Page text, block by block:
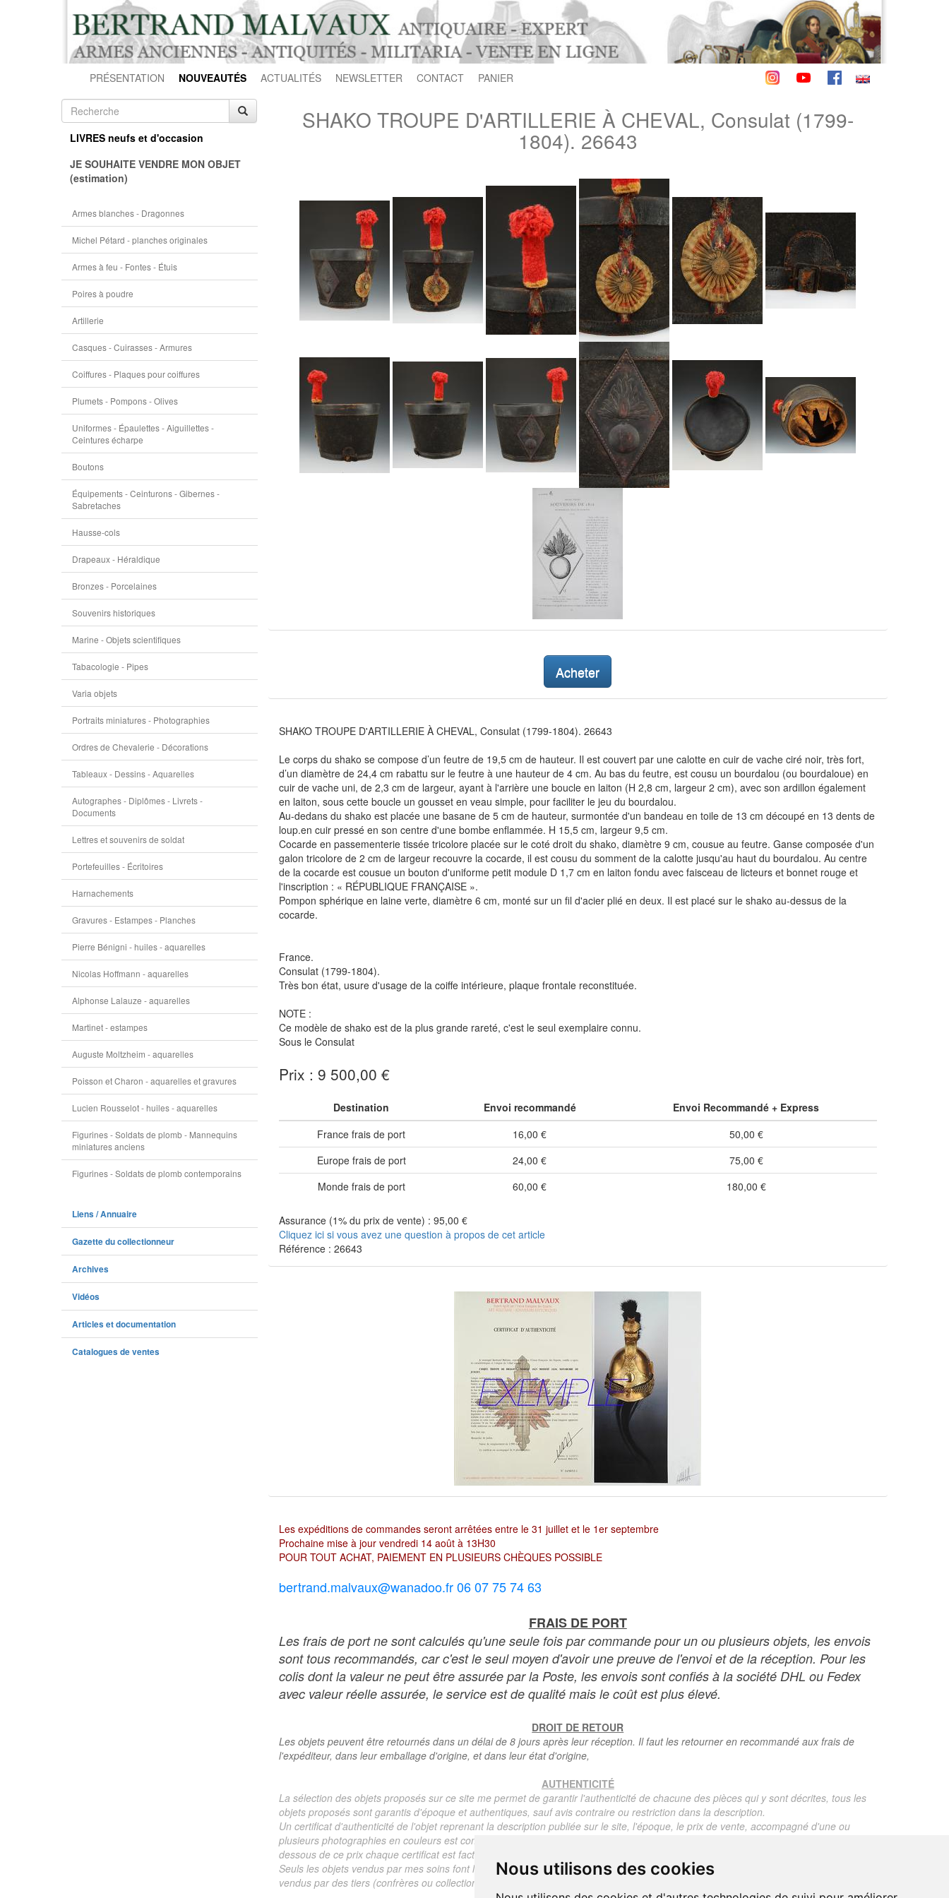
Nous utilisons des cookies
PRÉSENTATION NOUVEAUTÉS ACTUALITÉS NEWSLETTER CONTACT PANIER
LIVRES neufs et d'occasion
JE SOUHAITE VENDRE MON OBJET
(estimation)
Armes blanches - Dragonnes
Michel Pétard - planches originales
Armes à feu - Fontes - Étuis
Poires à poudre
Artillerie
Casques - Cuirasses - Armures
Coiffures - Plaques pour coiffures
Plumets - Pompons - Olives
Uniformes - Épaulettes - Aiguillettes -
Ceintures écharpe
Boutons
Équipements - Ceinturons - Gibernes -
Sabretaches
Hausse-cols
Drapeaux - Héraldique
Bronzes - Porcelaines
Souvenirs historiques
Marine - Objets scientifiques
Tabacologie - Pipes
Varia objets
Portraits miniatures - Photographies
Ordres de Chevalerie - Décorations
Tableaux - Dessins - Aquarelles
Autographes - Diplômes - Livrets -
Documents
Lettres et souvenirs de soldat
Portefeuilles - Écritoires
Harnachements
Gravures - Estampes - Planches
Pierre Bénigni - huiles - aquarelles
Nicolas Hoffmann - aquarelles
Alphonse Lalauze - aquarelles
Martinet - estampes
Auguste Moltzheim - aquarelles
Poisson et Charon - aquarelles et gravures
Lucien Rousselot - huiles - aquarelles
Figurines - Soldats de plomb - Mannequins
miniatures anciens
Figurines - Soldats de plomb contemporains
Liens / Annuaire
Gazette du collectionneur
Archives
Vidéos
Articles et documentation
Catalogues de ventes
SHAKO TROUPE D'ARTILLERIE À CHEVAL, Consulat (1799-
1804). 26643
Acheter
SHAKO TROUPE D'ARTILLERIE À CHEVAL, Consulat (1799-1804). 26643
Le corps du shako se compose d’un feutre de 19,5 cm de hauteur. Il est couvert par une calotte en cuir de vache ciré noir, très fort,
d’un diamètre de 24,4 cm rabattu sur le feutre à une hauteur de 4 cm. Au bas du feutre, est cousu un bourdalou (ou bourdaloue) en
cuir de vache uni, de 2,3 cm de largeur, ayant à l'arrière une boucle en laiton (H 2,8 cm, largeur 2 cm), avec son ardillon également
en laiton, sous cette boucle un gousset en veau simple, pour faciliter le jeu du bourdalou.
Au-dedans du shako est placée une basane de 5 cm de hauteur, surmontée d'un bandeau en toile de 13 cm découpé en 13 dents de
loup.en cuir pressé en son centre d'une bombe enflammée. H 15,5 cm, largeur 9,5 cm.
Cocarde en passementerie tissée tricolore placée sur le coté droit du shako, diamètre 9 cm, cousue au feutre. Ganse composée d'un
galon tricolore de 2 cm de largeur recouvre la cocarde, il est cousu du somment de la calotte jusqu'au haut du bourdalou. Au centre
de la cocarde est cousue un bouton d'uniforme petit module D 1,7 cm en laiton fondu avec faisceau de licteurs et bonnet rouge et
l'inscription : « RÉPUBLIQUE FRANÇAISE ».
Pompon sphérique en laine verte, diamètre 6 cm, monté sur un fil d'acier plié en deux. Il est placé sur le shako au-dessus de la
cocarde.
France.
Consulat (1799-1804).
Très bon état, usure d'usage de la coiffe intérieure, plaque frontale reconstituée.
NOTE :
Ce modèle de shako est de la plus grande rareté, c'est le seul exemplaire connu.
Sous le Consulat
Prix : 9 500,00 €
Destination Envoi recommandé
Envoi Recommandé + Express
France frais de port
16,00 €
50,00 €
Europe frais de port
24,00 €
75,00 €
Monde frais de port
60,00 € 180,00 €
Assurance (1% du prix de vente) : 95,00 €
Cliquez ici si vous avez une question à propos de cet article
Référence : 26643
Les expéditions de commandes seront arrêtées entre le 31 juillet et le 1er septembre
Prochaine mise à jour vendredi 14 août à 13H30
POUR TOUT ACHAT, PAIEMENT EN PLUSIEURS CHÈQUES POSSIBLE
bertrand.malvaux@wanadoo.fr 06 07 75 74 63
FRAIS DE PORT
Les frais de port ne sont calculés qu'une seule fois par commande pour un ou plusieurs objets, les envois
sont tous recommandés, car c'est le seul moyen d'avoir une preuve de l'envoi et de la réception. Pour les
colis dont la valeur ne peut être assurée par la Poste, les envois sont confiés à la société DHL ou Fedex
avec valeur réelle assurée, le service est de qualité mais le coût est plus élevé.
DROIT DE RETOUR
Les objets peuvent être retournés dans un délai de 8 jours après leur réception. Il faut les retourner en recommandé aux frais de
l'expéditeur, dans leur emballage d'origine, et dans leur état d'origine,
AUTHENTICITÉ
La sélection des objets proposés sur ce site me permet de garantir l'authenticité de chacune des pièces qui y sont décrites, tous les
objets proposés sont garantis d'époque et authentiques, sauf avis contraire ou restriction dans la description.
Un certificat d'authenticité de l'objet reprenant la description publiée sur le site, l'époque, le prix de vente, accompagné d'une ou
plusieurs photographies en couleurs est communiqué automatiquement pour tout objet dont le prix est supérieur à 130 euros. En
dessous de ce prix chaque certificat est facturé 5 euros.
Seuls les objets vendus par mes soins font l'objet d'un certificat d'authenticité, je ne fais aucun rapport d'expertise pour les objets
vendus par des tiers (confrères ou collectionneurs).